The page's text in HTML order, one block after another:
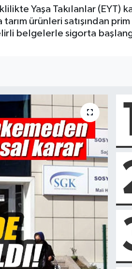
Yaşa Takılanlar (EYT)
ürünleri satışından prim
belgelerle sigorta
1